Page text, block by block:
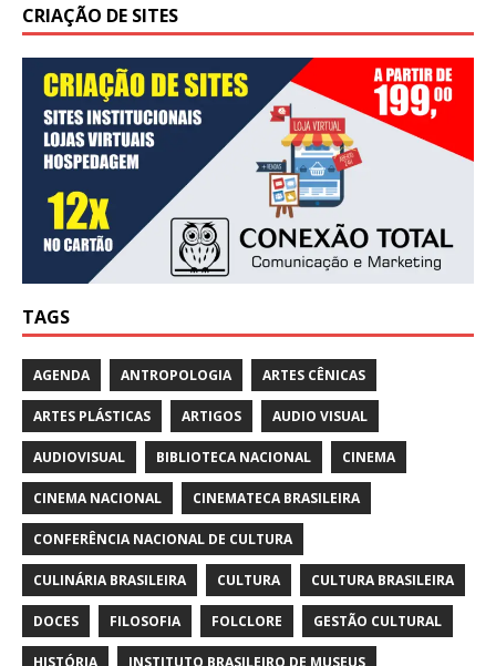
CRIAÇÃO DE SITES
TAGS
AGENDA ANTROPOLOGIA ARTES CÊNICAS
ARTES PLÁSTICAS ARTIGOS AUDIO VISUAL
AUDIOVISUAL BIBLIOTECA NACIONAL CINEMA
CINEMA NACIONAL CINEMATECA BRASILEIRA
CONFERÊNCIA NACIONAL DE CULTURA
CULINÁRIA BRASILEIRA CULTURA CULTURA BRASILEIRA
DOCES FILOSOFIA FOLCLORE GESTÃO CULTURAL